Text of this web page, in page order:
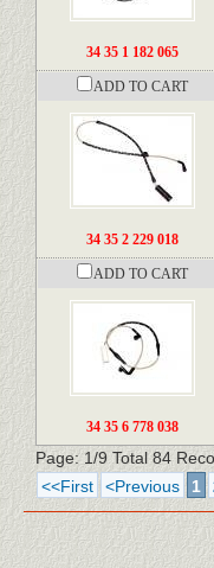
34 35 1 182 065
ADD TO CART
34 35 2 229 018
ADD TO CART
34 35 6 778 038
Page: 1/9 Total 84
<<First
<Previous 1